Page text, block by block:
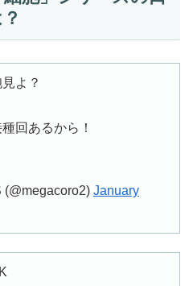
よ？
回あるから！
January